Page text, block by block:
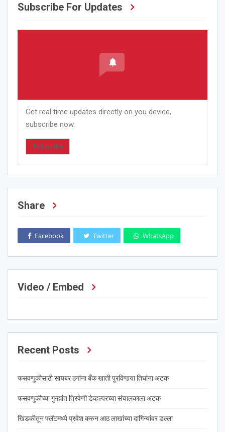
Subscribe For Updates
Get real time updates directly on you device,
subscribe now.
Subscribe
Share
Facebook Twitter WhatsApp
Video / Embed
Recent Posts
फसवणुकीसाठी सायबर ठगांना बँक खाती पुरविणार्‍या तिघांना अटक
फसवणुकीच्या गुन्ह्यांत त्रिवेणी डेव्हल्परच्या संचालकाला अटक
खिडकीतून फ्लॅटमध्ये प्रवेश करुन आठ लाखांच्या दागिन्यांवर डल्ला